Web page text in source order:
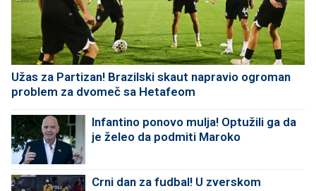
Užas za Partizan! Brazilski skaut napravio ogroman
problem za dvomeč sa Hetafeom
Infantino ponovo mulja! Optužili ga da
je želeo da podmiti Maroko
Crni dan za fudbal! U zverskom